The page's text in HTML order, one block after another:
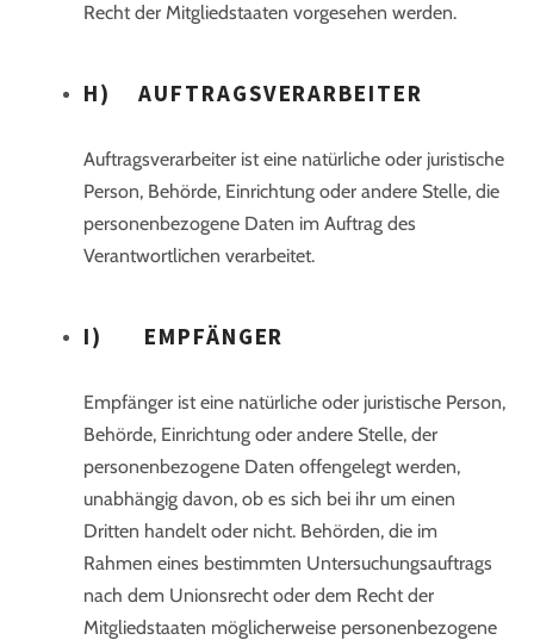
Recht der Mitgliedstaaten vorgesehen werden.
H) AUFTRAGSVERARBEITER
Auftragsverarbeiter ist eine natürliche oder juristische
Person, Behörde, Einrichtung oder andere Stelle, die
personenbezogene Daten im Auftrag des
Verantwortlichen verarbeitet.
I) EMPFÄNGER
Empfänger ist eine natürliche oder juristische Person,
Behörde, Einrichtung oder andere Stelle, der
personenbezogene Daten offengelegt werden,
unabhängig davon, ob es sich bei ihr um einen
Dritten handelt oder nicht. Behörden, die im
Rahmen eines bestimmten Untersuchungsauftrags
nach dem Unionsrecht oder dem Recht der
Mitgliedstaaten möglicherweise personenbezogene